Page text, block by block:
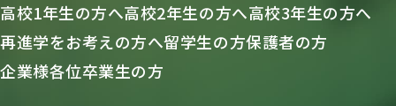
高校1年生の方へ高校2年生の方へ高校3年生の方へ
再進学をお考えの方へ留学生の方保護者の方
企業様各位卒業生の方